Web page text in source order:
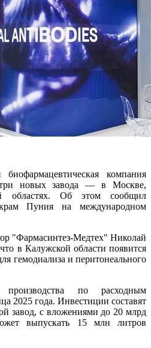
компания
три новых завода — в Москве,
областях. Об этом сообщил
Пуния на международном
"Фармасинтез-Медтех" Николай
в Калужской области появится
гемодиализа и перитонеального
производства по расходным
2025 года. Инвестиции составят
завод, с вложениями до 20 млрд
выпускать 15 млн литров